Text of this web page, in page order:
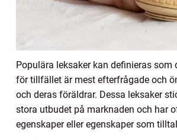
Populära leksaker kan definieras som
för tillfället är mest efterfrågade och
och deras föräldrar. Dessa leksaker
stora utbudet på marknaden och har
egenskaper eller egenskaper som